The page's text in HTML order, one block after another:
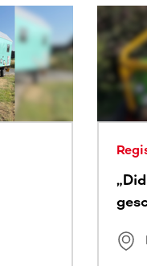
Inhalte.